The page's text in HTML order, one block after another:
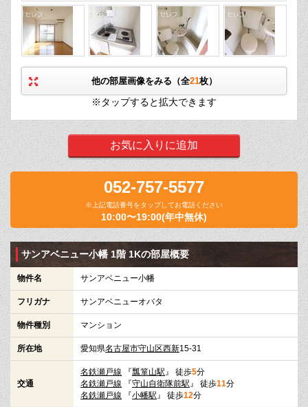
他の部屋画像をみる（全21枚）
※タップすると拡大できます
お気に入りに追加
052-757-5577
※上記電話番号をタップしてお電話ください
10:00〜19:00(年中無休)
サンアベニュー小幡 1階 1Kの部屋概要
物件名 サンアベニュー小幡
フリガナ サンアベニューオバタ
物件種別 マンション
所在地 愛知県名古屋市守山区西新15-31
交通
名鉄瀬戸線 『瓢箪山駅 』 徒歩5分
名鉄瀬戸線 『守山自衛隊前駅 』 徒歩11分
名鉄瀬戸線 『小幡駅 』 徒歩12分